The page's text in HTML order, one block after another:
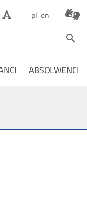
pl en
search
ABSOLWENCI